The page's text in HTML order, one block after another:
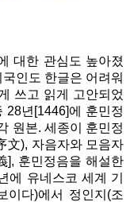
대한 관심도 높아졌
인도 한글은 어려워
쓰고 읽게 고안되었
28년[1446]에 훈민정
원본. 세종이 훈민정
文), 자음자와 모음자
], 훈민정음을 해설한
에 유네스코 세계 기
이다)에서 정인지(조